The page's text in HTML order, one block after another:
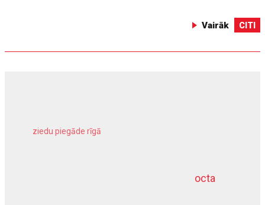
Vairāk CITI
octa
ziedu piegāde rīgā
dziļurbums